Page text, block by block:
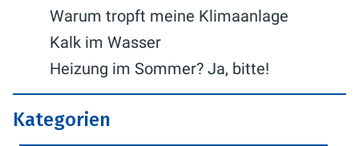
Warum tropft meine Klimaanlage
Kalk im Wasser
Heizung im Sommer? Ja, bitte!
Kategorien